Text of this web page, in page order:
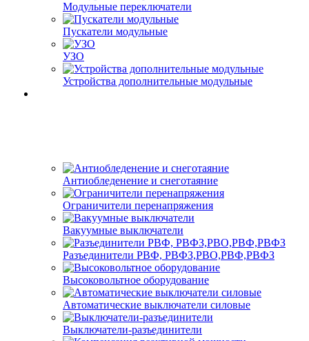
Модульные переключатели
Пускатели модульные
УЗО
Устройства дополнительные модульные
Антиобледенение и снеготаяние
Ограничители перенапряжения
Вакуумные выключатели
Разъединители РВФ, РВФЗ,РВО,РВФ,РВФЗ
Высоковольтное оборудование
Автоматические выключатели cиловые
Выключатели-разъединители